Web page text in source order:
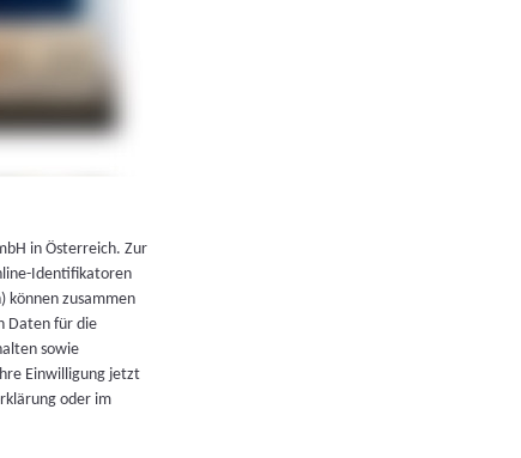
in Österreich. Zur
Identifikatoren
zusammen
Daten für die
sowie
Einwilligung jetzt
oder im